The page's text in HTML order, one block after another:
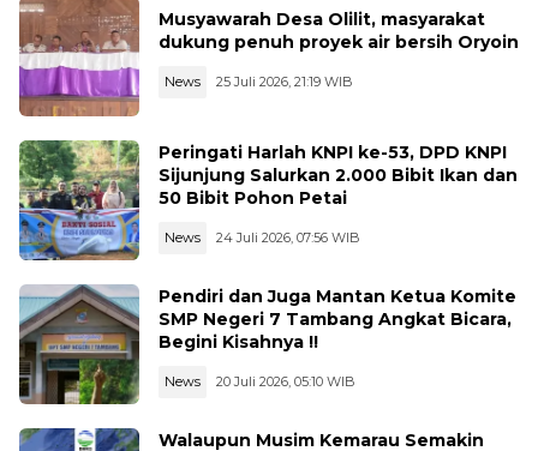
Musyawarah Desa Olilit, masyarakat
dukung penuh proyek air bersih Oryoin
News 25 Juli 2026, 21:19 WIB
Peringati Harlah KNPI ke-53, DPD KNPI
Sijunjung Salurkan 2.000 Bibit Ikan dan
50 Bibit Pohon Petai
News 24 Juli 2026, 07:56 WIB
Pendiri dan Juga Mantan Ketua Komite
SMP Negeri 7 Tambang Angkat Bicara,
Begini Kisahnya !!
News 20 Juli 2026, 05:10 WIB
Walaupun Musim Kemarau Semakin